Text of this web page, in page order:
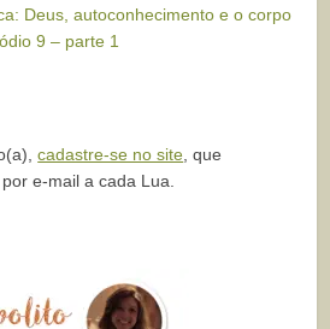
Deus, autoconhecimento e o corpo
9 – parte 1
cadastre-se no site, que
e-mail a cada Lua.